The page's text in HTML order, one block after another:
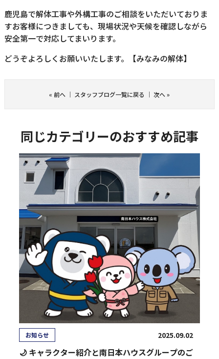
鹿児島で解体工事や外構工事のご相談をいただいておりま
すお客様につきましても、現場状況や天候を確認しながら
安全第一で対応してまいります。
どうぞよろしくお願いいたします。【みなみの解体】
« 前へ ｜ スタッフブログ一覧に戻る ｜次へ»
同じカテゴリーのおすすめ記事
お知らせ 2025.09.02
🌙 キャラクター紹介と南日本ハウスグループのご